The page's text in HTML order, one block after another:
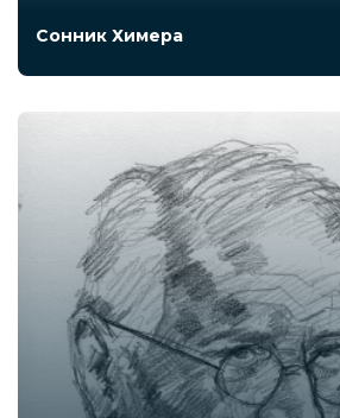
Сонник Химера